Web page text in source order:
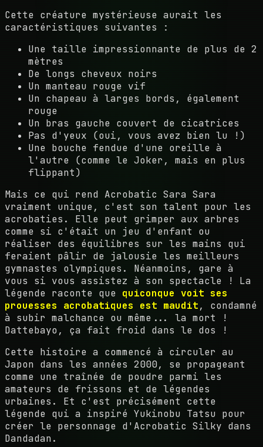
Cette créature mystérieuse aurait les
caractéristiques suivantes :
Une taille impressionnante de plus de 2
mètres
De longs cheveux noirs
Un manteau rouge vif
Un chapeau à larges bords, également
rouge
Un bras gauche couvert de cicatrices
Pas d'yeux (oui, vous avez bien lu !)
Une bouche fendue d'une oreille à
l'autre (comme le Joker, mais en plus
flippant)
Mais ce qui rend Acrobatic Sara Sara
vraiment unique, c'est son talent pour les
acrobaties. Elle peut grimper aux arbres
comme si c'était un jeu d'enfant ou
réaliser des équilibres sur les mains qui
feraient pâlir de jalousie les meilleurs
gymnastes olympiques. Néanmoins, gare à
vous si vous assistez à son spectacle ! La
légende raconte que quiconque voit ses
prouesses acrobatiques est maudit, condamné
à subir malchance ou même... la mort !
Dattebayo, ça fait froid dans le dos !
Cette histoire a commencé à circuler au
Japon dans les années 2000, se propageant
comme une traînée de poudre parmi les
amateurs de frissons et de légendes
urbaines. Et c'est précisément cette
légende qui a inspiré Yukinobu Tatsu pour
créer le personnage d'Acrobatic Silky dans
Dandadan.